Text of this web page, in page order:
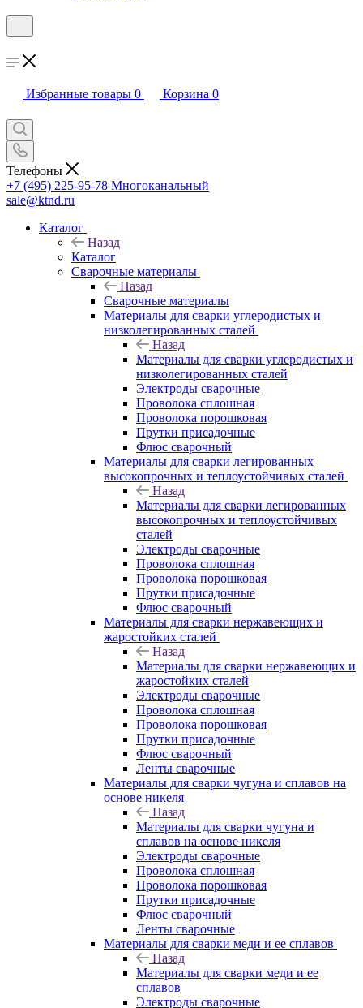
Избранные товары 0 Корзина 0
Телефоны
+7 (495) 225-95-78 Многоканальный
sale@ktnd.ru
Каталог
Назад
Каталог
Сварочные материалы
Назад
Сварочные материалы
Материалы для сварки углеродистых и
низколегированных сталей
Назад
Материалы для сварки углеродистых и
низколегированных сталей
Электроды сварочные
Проволока сплошная
Проволока порошковая
Прутки присадочные
Флюс сварочный
Материалы для сварки легированных
высокопрочных и теплоустойчивых сталей
Назад
Материалы для сварки легированных
высокопрочных и теплоустойчивых
сталей
Электроды сварочные
Проволока сплошная
Проволока порошковая
Прутки присадочные
Флюс сварочный
Материалы для сварки нержавеющих и
жаростойких сталей
Назад
Материалы для сварки нержавеющих и
жаростойких сталей
Электроды сварочные
Проволока сплошная
Проволока порошковая
Прутки присадочные
Флюс сварочный
Ленты сварочные
Материалы для сварки чугуна и сплавов на
основе никеля
Назад
Материалы для сварки чугуна и
сплавов на основе никеля
Электроды сварочные
Проволока сплошная
Проволока порошковая
Прутки присадочные
Флюс сварочный
Ленты сварочные
Материалы для сварки меди и ее сплавов
Назад
Материалы для сварки меди и ее
сплавов
Электроды сварочные